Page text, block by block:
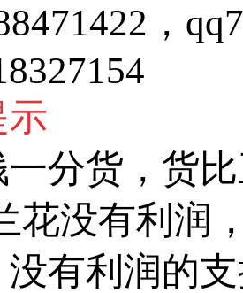
，
示
一分货，货
花没有利润
有利润的